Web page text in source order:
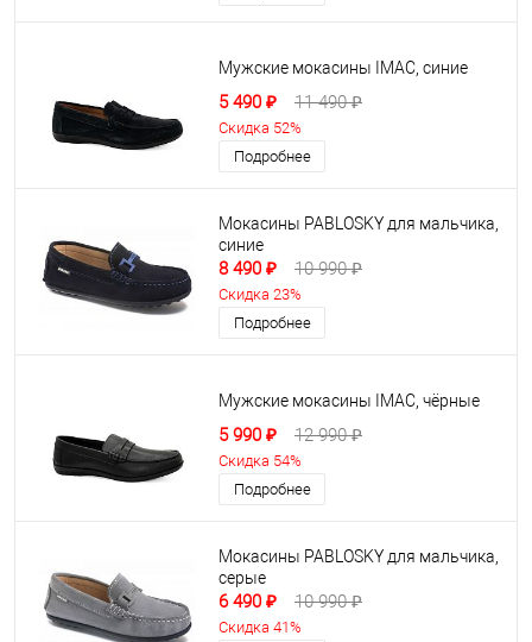
Мужские мокасины IMAC, синие
5 490 ₽ 11 490 ₽
Скидка 52%
Подробнее
Мокасины PABLOSKY для мальчика,
синие
8 490 ₽ 10 990 ₽
Скидка 23%
Подробнее
Мужские мокасины IMAC, чёрные
5 990 ₽ 12 990 ₽
Скидка 54%
Подробнее
Мокасины PABLOSKY для мальчика,
серые
6 490 ₽ 10 990 ₽
Скидка 41%